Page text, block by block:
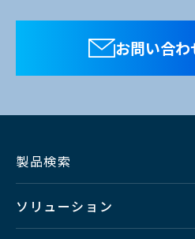
お問い合
製品検索
ソリューション